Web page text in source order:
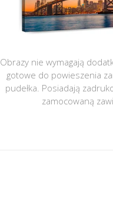
Obrazy nie wymagają
gotowe do powieszenia
pudełka. Posiadają
zamocowaną